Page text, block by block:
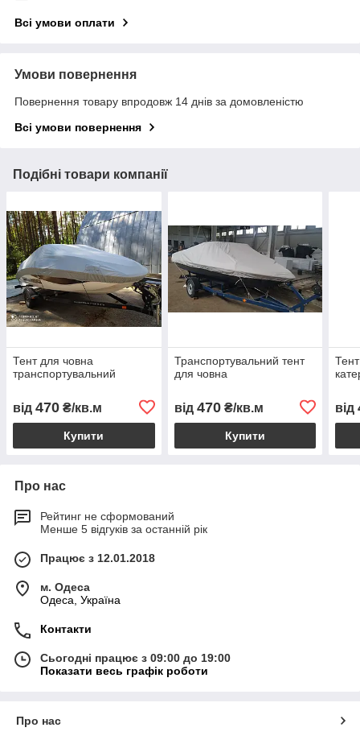
Всі умови оплати
Умови повернення
Повернення товару впродовж 14 днів за домовленістю
Всі умови повернення
Подібні товари компанії
Тент для човна
транспортувальний
від 470 ₴/кв.м
Купити
Транспортувальний тент
для човна
від 470₴/кв.м
Купити
від
Про нас
Рейтинг не сформований
Менше 5 відгуків за останній рік
Працює з 12.01.2018
м. Одеса
Одеса, Україна
Контакти
Сьогодні працює з 09:00 до 19:00
Показати весь графік роботи
Про нас